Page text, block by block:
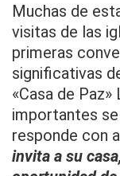
Muchas de
visitas de las
primeras
significativas
«Casa de
importantes
responde con
invita a su